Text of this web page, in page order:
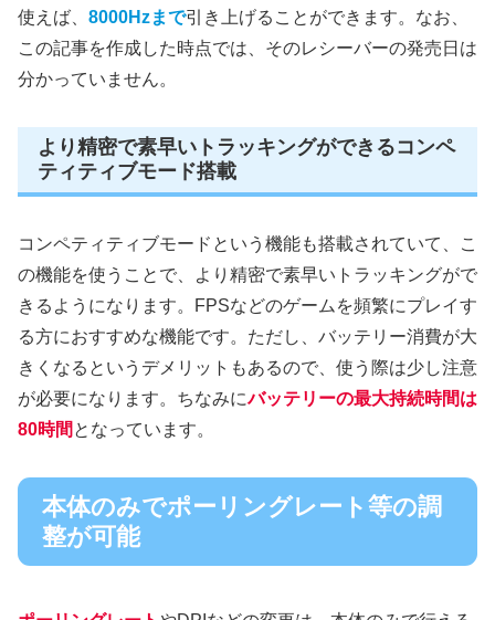
使えば、 8000Hzまで引き上げることができます。なお、
この記事を作成した時点では、そのレシーバーの発売日は
分かっていません。
より精密で素早いトラッキングができるコンペ
ティティブモード搭載
コンペティティブモードという機能も搭載されていて、こ
の機能を使うことで、より精密で素早いトラッキングがで
きるようになります。FPSなどのゲームを頻繁にプレイす
る方におすすめな機能です。ただし、バッテリー消費が大
きくなるというデメリットもあるので、使う際は少し注意
が必要になります。ちなみにバッテリーの最大持続時間は
80時間 となっています。
本体のみでポーリングレート等の調
整が可能